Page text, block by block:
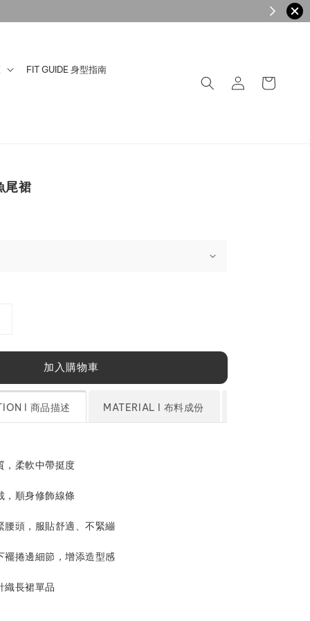
FIT GUIDE 身型指南
尾裙
加入購物車
l 商品描述 MATERIAL l 布料成份
，柔軟中帶挺度
，順身修飾線條
腰頭，服貼舒適、不緊繃
襬捲邊細節，增添造型感
織長裙單品